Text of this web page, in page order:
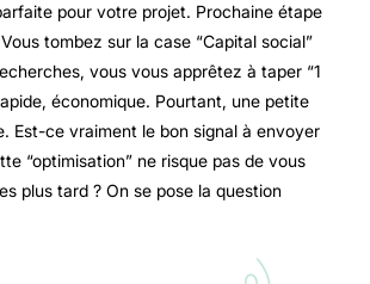
pour votre projet. Prochaine étape
tombez sur la case “Capital social”
vous vous apprêtez à taper “1
économique. Pourtant, une petite
Est-ce vraiment le bon signal à envoyer
“optimisation” ne risque pas de vous
plus tard ? On se pose la question